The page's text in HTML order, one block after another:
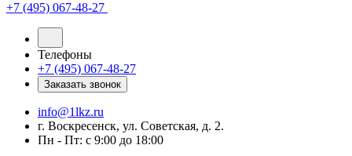
+7 (495) 067-48-27
Телефоны
+7 (495) 067-48-27
Заказать звонок
info@1lkz.ru
г. Воскресенск, ул. Советская, д. 2.
Пн - Пт: с 9:00 до 18:00